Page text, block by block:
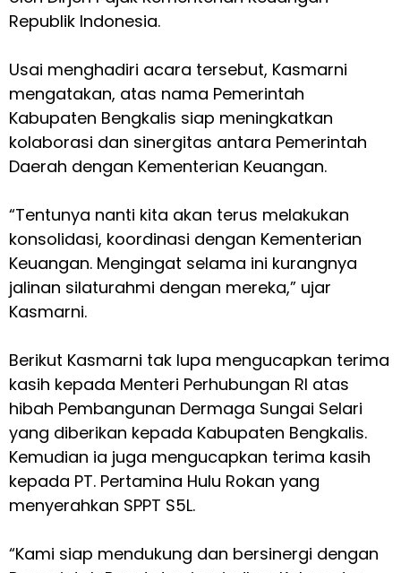
Republik Indonesia.
Usai menghadiri acara tersebut, Kasmarni
mengatakan, atas nama Pemerintah
Kabupaten Bengkalis siap meningkatkan
kolaborasi dan sinergitas antara Pemerintah
Daerah dengan Kementerian Keuangan.
“Tentunya nanti kita akan terus melakukan
konsolidasi, koordinasi dengan Kementerian
Keuangan. Mengingat selama ini kurangnya
jalinan silaturahmi dengan mereka,” ujar
Kasmarni.
Berikut Kasmarni tak lupa mengucapkan terima
kasih kepada Menteri Perhubungan RI atas
hibah Pembangunan Dermaga Sungai Selari
yang diberikan kepada Kabupaten Bengkalis.
Kemudian ia juga mengucapkan terima kasih
kepada PT. Pertamina Hulu Rokan yang
menyerahkan SPPT S5L.
“Kami siap mendukung dan bersinergi dengan